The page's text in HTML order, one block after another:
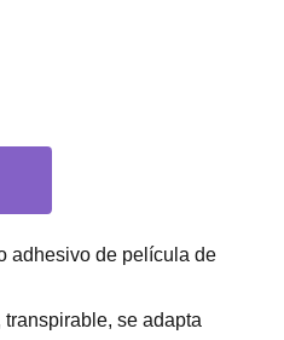
adhesivo de película de
se adapta